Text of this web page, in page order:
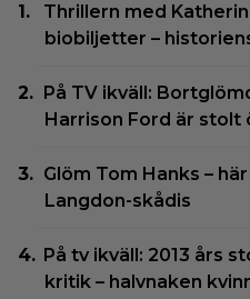
Thrillern med
biobiljetter –
På TV ikväll:
Harrison Ford är stolt
Glöm Tom Hanks –
Langdon-skådis
På tv ikväll: 2013 års
kritik – halvnaken